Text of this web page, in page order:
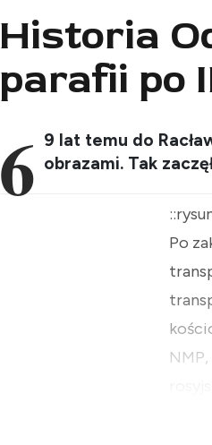
Historia
parafii po
6 9 lat temu do
obrazami. Tak
Po